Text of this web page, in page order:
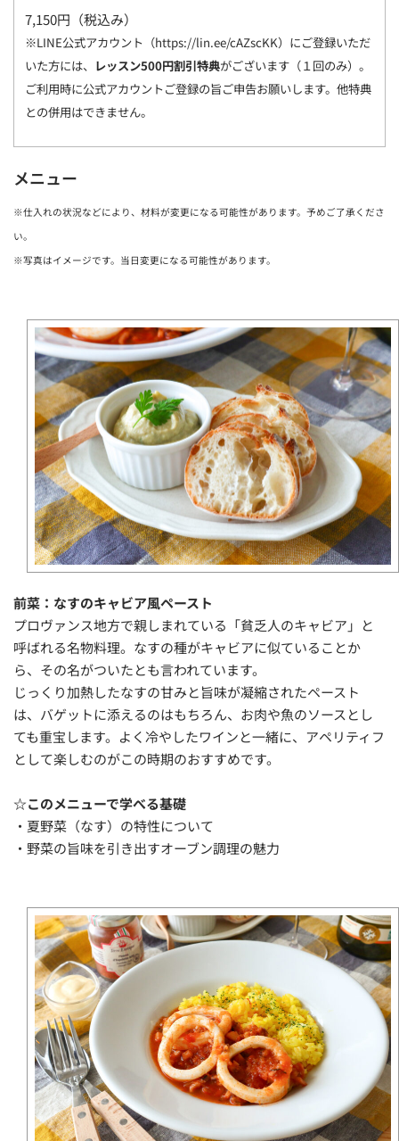
7,150円（税込み）
※LINE公式アカウント（https://lin.ee/cAZscKK）にご登録いただ
いた方には、 レッスン500円割引特典がございます（１回のみ）。
ご利用時に公式アカウントご登録の旨ご申告お願いします。他特典
との併用はできません。
メニュー
※仕入れの状況などにより、材料が変更になる可能性があります。予めご了承くださ
い。
※写真はイメージです。当日変更になる可能性があります。
前菜：なすのキャビア風ペースト
プロヴァンス地方で親しまれている「貧乏人のキャビア」と
呼ばれる名物料理。なすの種がキャビアに似ていることか
ら、その名がついたとも言われています。
じっくり加熱したなすの甘みと旨味が凝縮されたペースト
は、バゲットに添えるのはもちろん、お肉や魚のソースとし
ても重宝します。よく冷やしたワインと一緒に、アペリティフ
として楽しむのがこの時期のおすすめです。
☆このメニューで学べる基礎
・夏野菜（なす）の特性について
・野菜の旨味を引き出すオーブン調理の魅力